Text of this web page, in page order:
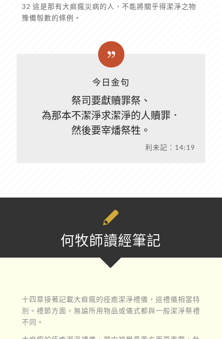
32 這是那有大痲瘋災病的人、不能將關乎得潔淨之物
豫備彀數的條例。
今日金句
祭司要獻贖罪祭、
為那本不潔淨求潔淨的人贖罪．
然後要宰燔祭牲。
利未記：14:19
何牧師讀經筆記
十四章接著記載大痲瘋的痊癒潔淨禮儀，這禮儀相當特
別。禮節方面，無論所用物品或儀式都與一般潔淨祭禮
不同。